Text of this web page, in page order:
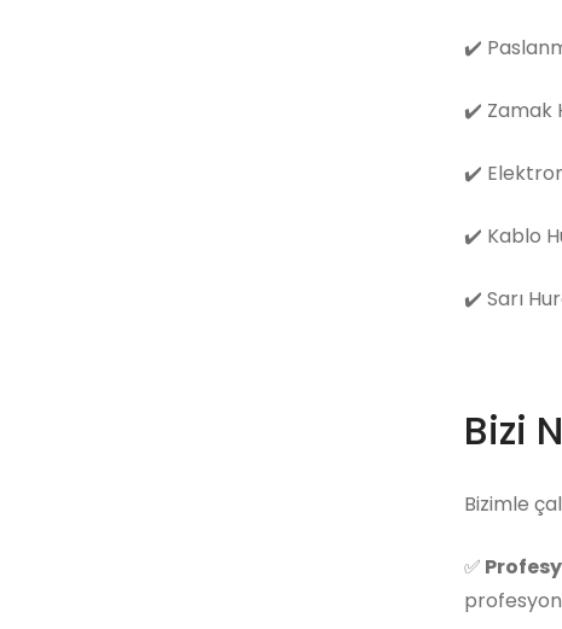
✔️
✔️ Zamak
✔️
✔️ Kablo
✔️ Sarı
Bizi
Bizimle
✅